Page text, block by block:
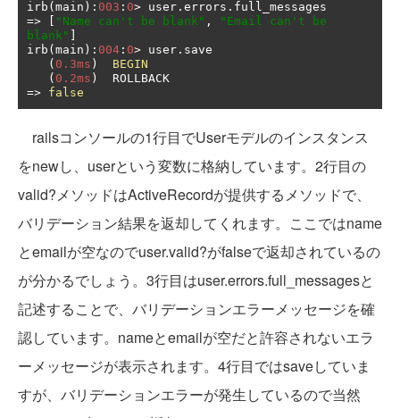
irb (main ): 003 : 0> user . errors .
=>
[ "Name can't be blank" ,
"Email can't be
blank" ]
irb (main ): 004 : 0> user . save
( 0.3ms )
BEGIN
( 0.2ms )
=> false
railsコンソールの1行目でUserモデルのインスタンス
をnewし、userという変数に格納しています。2行目の
valid?メソッドはActiveRecordが提供するメソッドで、
バリデーション結果を返却してくれます。ここではname
とemailが空なのでuser.valid?がfalseで返却されているの
が分かるでしょう。3行目はuser.errors.full_messagesと
記述することで、バリデーションエラーメッセージを確
認しています。nameとemailが空だと許容されないエラ
ーメッセージが表示されます。4行目ではsaveしていま
すが、バリデーションエラーが発生しているので当然